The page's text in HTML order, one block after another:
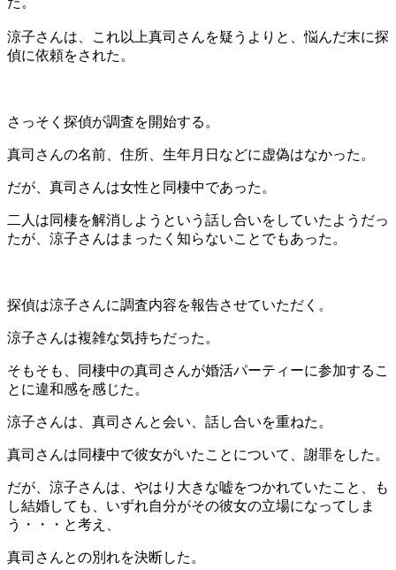
涼子さんは、これ以上真司さんを疑うよりと、悩んだ末に探
偵に依頼をされた。
さっそく探偵が調査を開始する。
真司さんの名前、住所、生年月日などに虚偽はなかった。
だが、真司さんは女性と同棲中であった。
二人は同棲を解消しようという話し合いをしていたようだっ
たが、涼子さんはまったく知らないことでもあった。
探偵は涼子さんに調査内容を報告させていただく。
涼子さんは複雑な気持ちだった。
そもそも、同棲中の真司さんが婚活パーティーに参加するこ
とに違和感を感じた。
涼子さんは、真司さんと会い、話し合いを重ねた。
真司さんは同棲中で彼女がいたことについて、謝罪をした。
だが、涼子さんは、やはり大きな嘘をつかれていたこと、も
し結婚しても、いずれ自分がその彼女の立場になってしま
う・・・と考え、
真司さんとの別れを決断した。